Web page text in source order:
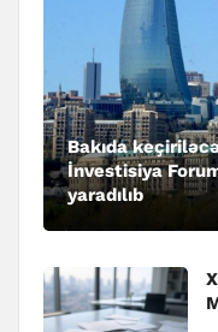
Bakıda
İnvestisiya
yaradılıb